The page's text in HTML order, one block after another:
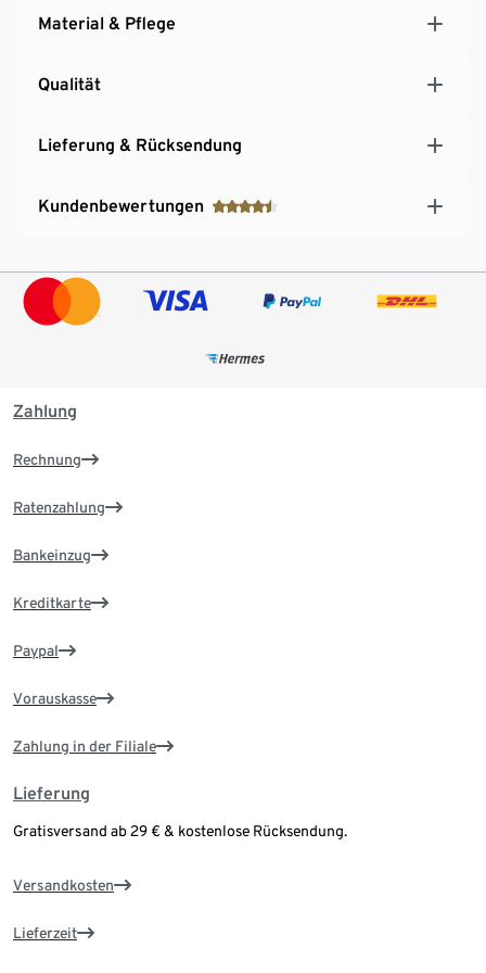
Material & Pflege
Qualität
Lieferung & Rücksendung
Kundenbewertungen
Zahlung
Rechnung
Ratenzahlung
Bankeinzug
Kreditkarte
Paypal
Vorauskasse
Zahlung in der Filiale
Lieferung
Gratisversand ab 29 € & kostenlose Rücksendung.
Versandkosten
Lieferzeit